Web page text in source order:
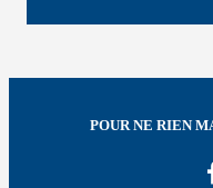
POUR NE RIEN